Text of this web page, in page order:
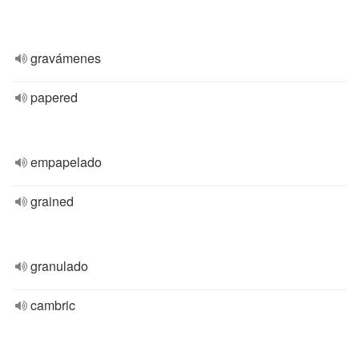
gravámenes
papered
empapelado
grained
granulado
cambric